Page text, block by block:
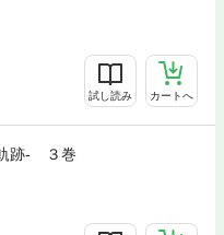
試し読み カートへ
跡- ３巻